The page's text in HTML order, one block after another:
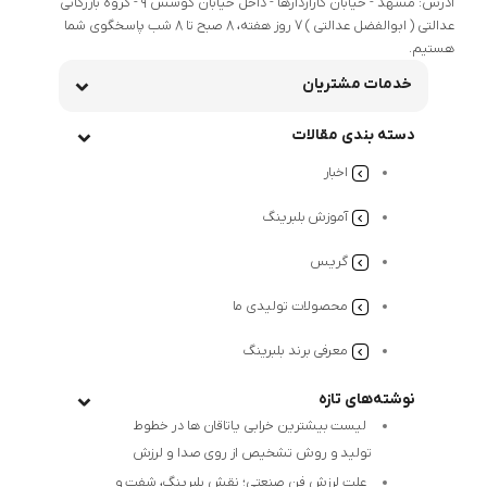
عدالتی ( ابوالفضل عدالتی ) 7 روز هفته، 8 صبح تا 8 شب پاسخگوی شما
هستیم.
خدمات مشتریان
دسته بندی مقالات
اخبار
آموزش بلبرینگ
گریس
محصولات تولیدی ما
معرفی برند بلبرینگ
نوشته‌های تازه
لیست بیشترین خرابی‌ یاتاقان ها در خطوط
تولید و روش تشخیص از روی صدا و لرزش
علت لرزش فن صنعتی؛ نقش بلبرینگ، شفت و